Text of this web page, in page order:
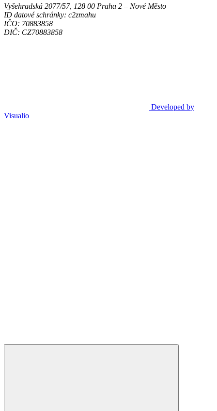
Vyšehradská 2077/57, 128 00 Praha 2 ‒ Nové Město
ID datové schránky: c2zmahu
IČO: 70883858
DIČ: CZ70883858
Developed by
Visualio